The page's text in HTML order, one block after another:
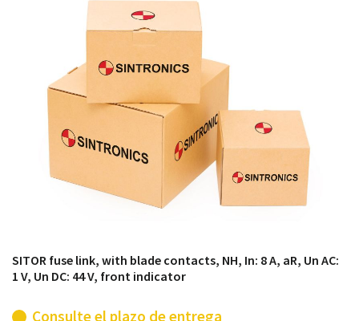
módulos antiguos a un alto nivel técnico o sustitución
de módulos descontinuados por módulos del propio
SITOR fuse link, with blade contacts, NH, In: 8 A, aR, Un AC:
1 V, Un DC: 44 V, front indicator
Consulte el plazo de entrega